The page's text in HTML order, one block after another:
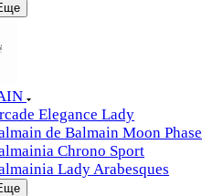
Elegance Lady
de Balmain Moon Phase
Chrono Sport
Lady Arabesques